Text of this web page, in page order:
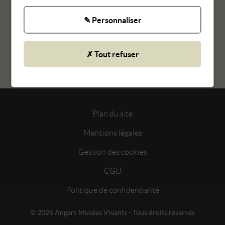
Plan du site
Mentions légales
Gestion des cookies
CGU
Politique de confidentialité
© 2026 Angers Musées Vivants - Tous droits réservés
✎ Personnaliser
✗ Tout refuser